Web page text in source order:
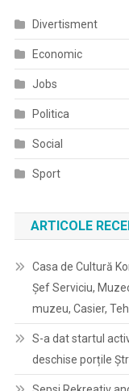
Divertisment
Economic
Jobs
Politica
Social
Sport
ARTICOLE
Casa de Cultură
Șef Serviciu,
muzeu, Casier,
S-a dat startul
deschise porțile